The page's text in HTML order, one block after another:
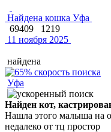
Найдена кошка Уфа
69409
1219
11 ноября 2025
найдена
Уфа
Найден кот,
Нашла этого малыша на
недалеко от тц простор